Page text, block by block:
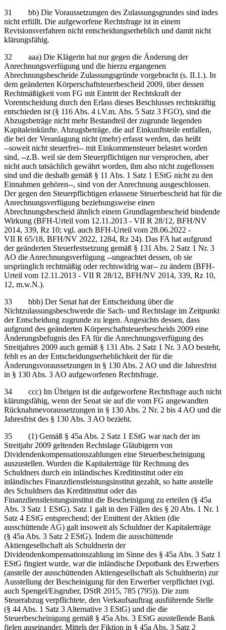
31 bb) Die Voraussetzungen des Zulassungsgrundes sind indes
nicht erfüllt. Die aufgeworfene Rechtsfrage ist in einem
Revisionsverfahren nicht entscheidungserheblich und damit nicht
klärungsfähig.
32 aaa) Die Klägerin hat nur gegen die Änderung der
Anrechnungsverfügung und die hierzu ergangenen
Abrechnungsbescheide Zulassungsgründe vorgebracht (s. II.1.). In
dem geänderten Körperschaftsteuerbescheid 2009, über dessen
Rechtmäßigkeit vom FG mit Eintritt der Rechtskraft der
Vorentscheidung durch den Erlass dieses Beschlusses rechtskräftig
entschieden ist (§ 116 Abs. 4 i.V.m. Abs. 5 Satz 3 FGO), sind die
Abzugsbeträge nicht mehr Bestandteil der zugrunde liegenden
Kapitaleinkünfte. Abzugsbeträge, die auf Einkunftsteile entfallen,
die bei der Veranlagung nicht (mehr) erfasst werden, das heißt
‑‑soweit nicht steuerfrei‑‑ mit Einkommensteuer belastet worden
sind, ‑‑z.B. weil sie dem Steuerpflichtigen nur versprochen, aber
nicht auch tatsächlich gewährt worden, ihm also nicht zugeflossen
sind und die deshalb gemäß § 11 Abs. 1 Satz 1 EStG nicht zu den
Einnahmen gehören‑‑, sind von der Anrechnung ausgeschlossen.
Der gegen den Steuerpflichtigen erlassene Steuerbescheid hat für die
Anrechnungsverfügung beziehungsweise einen
Abrechnungsbescheid ähnlich einem Grundlagenbescheid bindende
Wirkung (BFH-Urteil vom 12.11.2013 - VII R 28/12, BFH/NV
2014, 339, Rz 10; vgl. auch BFH-Urteil vom 28.06.2022 -
VII R 65/18, BFH/NV 2022, 1284, Rz 24). Das FA hat aufgrund
der geänderten Steuerfestsetzung gemäß § 131 Abs. 2 Satz 1 Nr. 3
AO die Anrechnungsverfügung ‑‑ungeachtet dessen, ob sie
ursprünglich rechtmäßig oder rechtswidrig war‑‑ zu ändern (BFH-
Urteil vom 12.11.2013 - VII R 28/12, BFH/NV 2014, 339, Rz 10,
12, m.w.N.).
33 bbb) Der Senat hat der Entscheidung über die
Nichtzulassungsbeschwerde die Sach- und Rechtslage im Zeitpunkt
der Entscheidung zugrunde zu legen. Angesichts dessen, dass
aufgrund des geänderten Körperschaftsteuerbescheids 2009 eine
Änderungsbefugnis des FA für die Anrechnungsverfügung des
Streitjahres 2009 auch gemäß § 131 Abs. 2 Satz 1 Nr. 3 AO besteht,
fehlt es an der Entscheidungserheblichkeit der für die
Änderungsvoraussetzungen in § 130 Abs. 2 AO und die Jahresfrist
in § 130 Abs. 3 AO aufgeworfenen Rechtsfrage.
34 ccc) Im Übrigen ist die aufgeworfene Rechtsfrage auch nicht
klärungsfähig, wenn der Senat sie auf die vom FG angewandten
Rücknahmevoraussetzungen in § 130 Abs. 2 Nr. 2 bis 4 AO und die
Jahresfrist des § 130 Abs. 3 AO bezieht.
35 (1) Gemäß § 45a Abs. 2 Satz 1 EStG war nach der im
Streitjahr 2009 geltenden Rechtslage Gläubigern von
Dividendenkompensationszahlungen eine Steuerbescheinigung
auszustellen. Wurden die Kapitalerträge für Rechnung des
Schuldners durch ein inländisches Kreditinstitut oder ein
inländisches Finanzdienstleistungsinstitut gezahlt, so hatte anstelle
des Schuldners das Kreditinstitut oder das
Finanzdienstleistungsinstitut die Bescheinigung zu erteilen (§ 45a
Abs. 3 Satz 1 EStG). Satz 1 galt in den Fällen des § 20 Abs. 1 Nr. 1
Satz 4 EStG entsprechend; der Emittent der Aktien (die
ausschüttende AG) galt insoweit als Schuldner der Kapitalerträge
(§ 45a Abs. 3 Satz 2 EStG). Indem die ausschüttende
Aktiengesellschaft als Schuldnerin der
Dividendenkompensationszahlung im Sinne des § 45a Abs. 3 Satz 1
EStG fingiert wurde, war die inländische Depotbank des Erwerbers
(anstelle der ausschüttenden Aktiengesellschaft als Schuldnerin) zur
Ausstellung der Bescheinigung für den Erwerber verpflichtet (vgl.
auch Spengel/Eisgruber, DStR 2015, 785 (795)). Die zum
Steuerabzug verpflichtete, den Verkaufsauftrag ausführende Stelle
(§ 44 Abs. 1 Satz 3 Alternative 3 EStG) und die die
Steuerbescheinigung gemäß § 45a Abs. 3 EStG ausstellende Bank
fielen auseinander. Mittels der Fiktion in § 45a Abs. 3 Satz 2